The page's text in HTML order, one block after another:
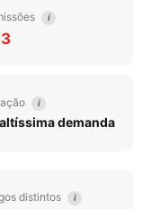
i
i
demanda
distintos i